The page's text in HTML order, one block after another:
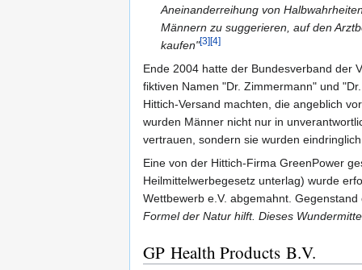
Aneinanderreihung von
Männern zu suggerieren, auf den
kaufen"[3][4]
Ende 2004 hatte der Bundesverband der
fiktiven Namen "Dr. Zimmermann" und
Hittich-Versand machten, die angeblich
wurden Männer nicht nur in
vertrauen, sondern sie wurden
Eine von der Hittich-Firma GreenPower
Heilmittelwerbegesetz unterlag) wurde
Wettbewerb e.V. abgemahnt.
Formel der Natur hilft. Dieses
GP Health Products B.V.